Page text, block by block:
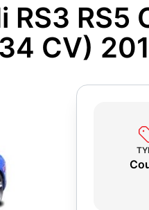
RS5
CV)